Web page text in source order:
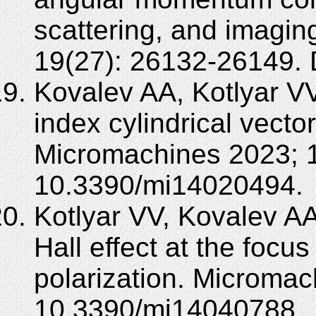
scattering, and
19(27): 26132-26149.
Kovalev AA, Kotlyar
index cylindrical
Micromachines 2023;
10.3390/mi14020494.
Kotlyar VV, Kovalev
Hall effect at the
polarization.
10.3390/mi14040788.